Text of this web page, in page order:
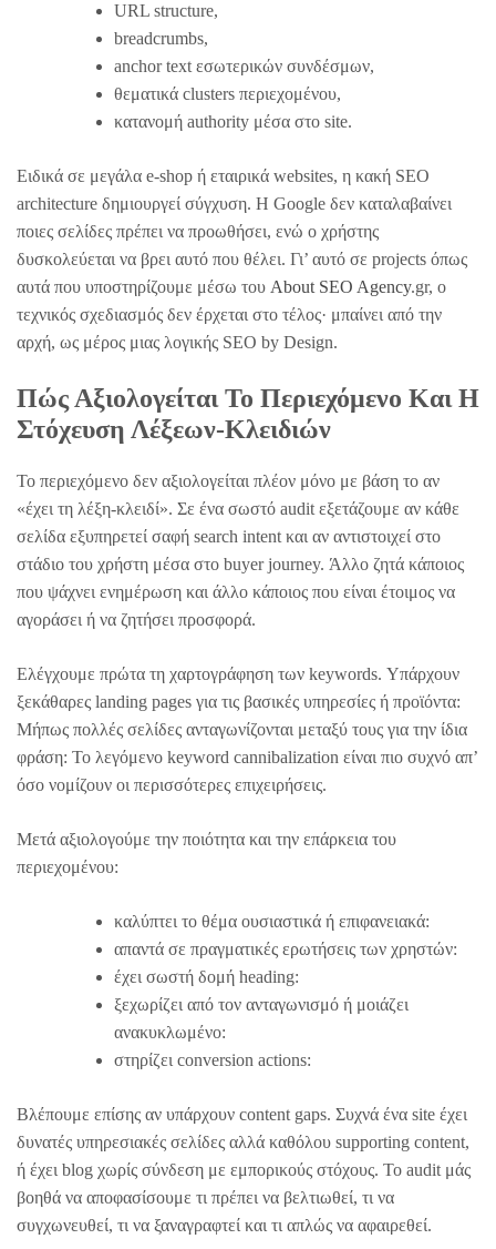
URL structure,
breadcrumbs,
anchor text εσωτερικών συνδέσμων,
θεματικά clusters περιεχομένου,
κατανομή authority μέσα στο site.
Ειδικά σε μεγάλα e-shop ή εταιρικά websites, η κακή SEO
architecture δημιουργεί σύγχυση. Η Google δεν καταλαβαίνει
ποιες σελίδες πρέπει να προωθήσει, ενώ ο χρήστης
δυσκολεύεται να βρει αυτό που θέλει. Γι’ αυτό σε projects όπως
αυτά που υποστηρίζουμε μέσω του About SEO Agency.gr, ο
τεχνικός σχεδιασμός δεν έρχεται στο τέλος· μπαίνει από την
αρχή, ως μέρος μιας λογικής SEO by Design.
Πώς Αξιολογείται Το Περιεχόμενο Και Η
Στόχευση Λέξεων-Κλειδιών
Το περιεχόμενο δεν αξιολογείται πλέον μόνο με βάση το αν
«έχει τη λέξη-κλειδί». Σε ένα σωστό audit εξετάζουμε αν κάθε
σελίδα εξυπηρετεί σαφή search intent και αν αντιστοιχεί στο
στάδιο του χρήστη μέσα στο buyer journey. Άλλο ζητά κάποιος
που ψάχνει ενημέρωση και άλλο κάποιος που είναι έτοιμος να
αγοράσει ή να ζητήσει προσφορά.
Ελέγχουμε πρώτα τη χαρτογράφηση των keywords. Υπάρχουν
ξεκάθαρες landing pages για τις βασικές υπηρεσίες ή προϊόντα:
Μήπως πολλές σελίδες ανταγωνίζονται μεταξύ τους για την ίδια
φράση: Το λεγόμενο keyword cannibalization είναι πιο συχνό απ’
όσο νομίζουν οι περισσότερες επιχειρήσεις.
Μετά αξιολογούμε την ποιότητα και την επάρκεια του
περιεχομένου:
καλύπτει το θέμα ουσιαστικά ή επιφανειακά:
απαντά σε πραγματικές ερωτήσεις των χρηστών:
έχει σωστή δομή heading:
ξεχωρίζει από τον ανταγωνισμό ή μοιάζει
ανακυκλωμένο:
στηρίζει conversion actions:
Βλέπουμε επίσης αν υπάρχουν content gaps. Συχνά ένα site έχει
δυνατές υπηρεσιακές σελίδες αλλά καθόλου supporting content,
ή έχει blog χωρίς σύνδεση με εμπορικούς στόχους. Το audit μάς
βοηθά να αποφασίσουμε τι πρέπει να βελτιωθεί, τι να
συγχωνευθεί, τι να ξαναγραφτεί και τι απλώς να αφαιρεθεί.